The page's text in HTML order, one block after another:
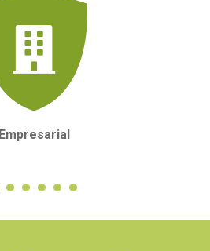
Empresarial